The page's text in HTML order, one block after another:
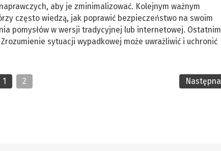
aby je zminimalizować. Kolejnym ważnym
często wiedzą, jak poprawić bezpieczeństwo na swoim
pomysłów w wersji tradycyjnej lub internetowej. Ostatnim
sytuacji wypadkowej może uwrażliwić i uchronić
1 2 Następna